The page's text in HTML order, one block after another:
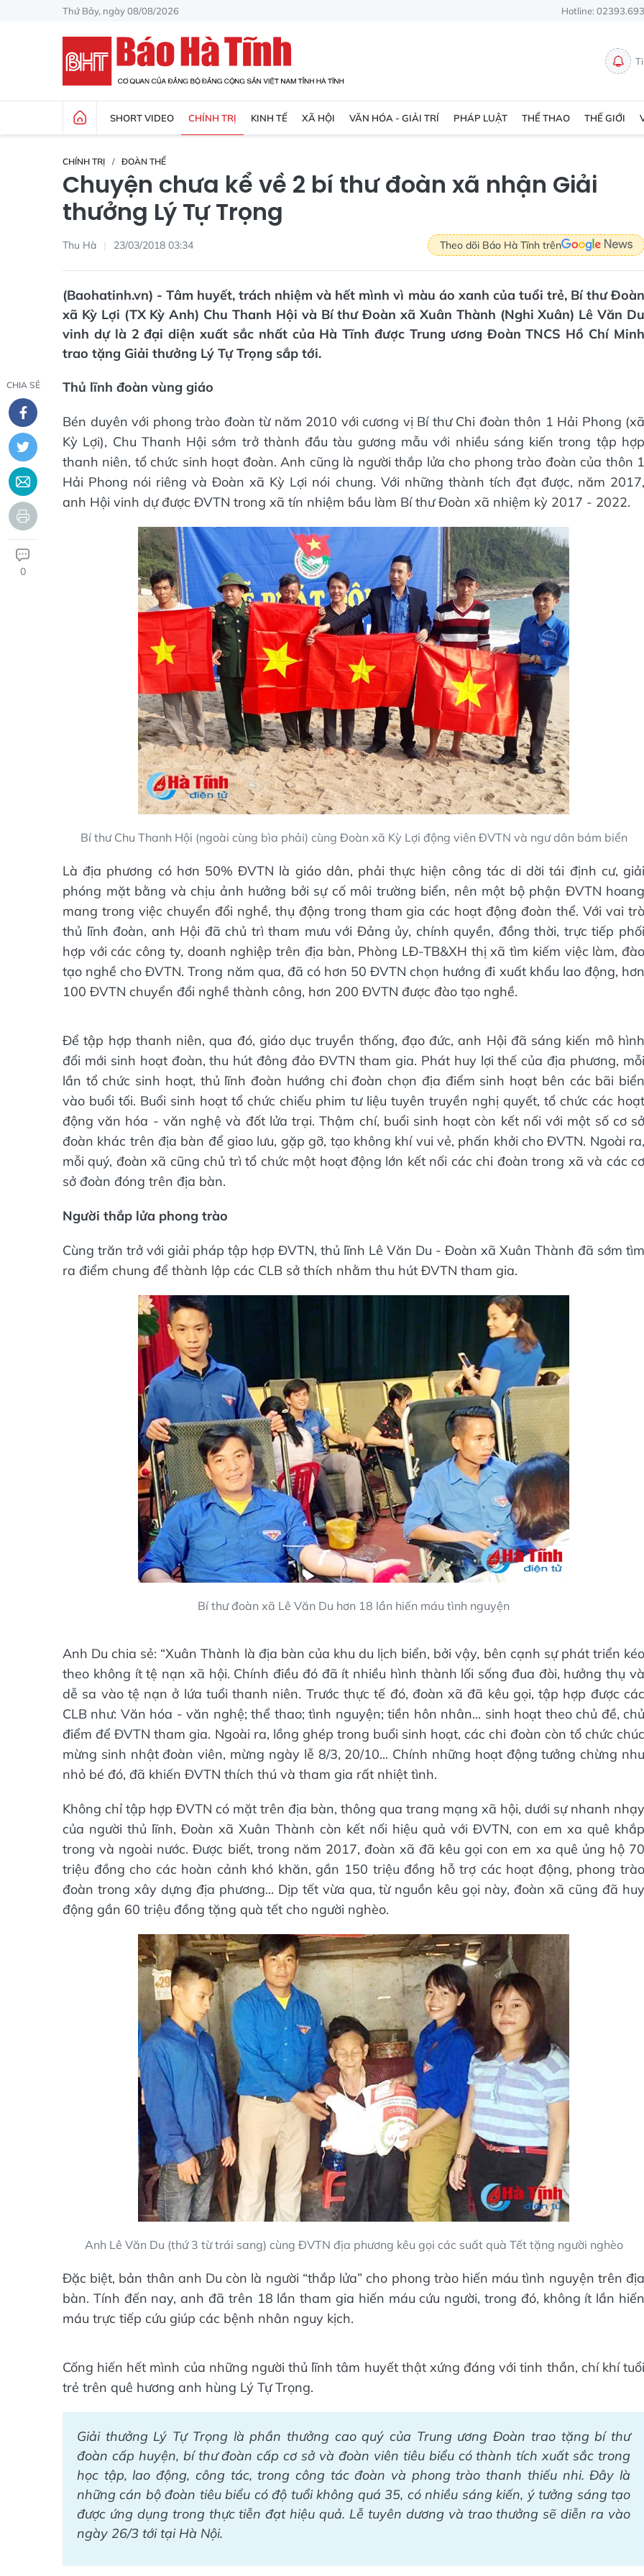
Thứ Bảy, ngày 08/08/2026 Hotline:
SHORT VIDEO CHÍNH TRỊ KINH TẾ XÃ HỘI VĂN HÓA - GIẢI TRÍ PHÁP LUẬT THỂ THAO THẾ GIỚI
CHÍNH TRỊ ĐOÀN THỂ
Chuyện chưa kể về 2 bí thư đoàn xã nhận Giải
thưởng Lý Tự Trọng
Thu Hà 23/03/2018 03:34 Theo dõi Báo Hà Tĩnh trên
(Baohatinh.vn) - Tâm huyết, trách nhiệm và hết mình vì màu áo xanh của tuổi trẻ, Bí thư Đoàn
xã Kỳ Lợi (TX Kỳ Anh) Chu Thanh Hội và Bí thư Đoàn xã Xuân Thành (Nghi Xuân) Lê Văn Du
vinh dự là 2 đại diện xuất sắc nhất của Hà Tĩnh được Trung ương Đoàn TNCS Hồ Chí Minh
trao tặng Giải thưởng Lý Tự Trọng sắp tới.
CHIA SẺ
0
Thủ lĩnh đoàn vùng giáo
Bén duyên với phong trào đoàn từ năm 2010 với cương vị Bí thư Chi đoàn thôn 1 Hải Phong (xã
Kỳ Lợi), Chu Thanh Hội sớm trở thành đầu tàu gương mẫu với nhiều sáng kiến trong tập hợp
thanh niên, tổ chức sinh hoạt đoàn. Anh cũng là người thắp lửa cho phong trào đoàn của thôn 1
Hải Phong nói riêng và Đoàn xã Kỳ Lợi nói chung. Với những thành tích đạt được, năm 2017,
anh Hội vinh dự được ĐVTN trong xã tín nhiệm bầu làm Bí thư Đoàn xã nhiệm kỳ 2017 - 2022.
Bí thư Chu Thanh Hội (ngoài cùng bìa phải) cùng Đoàn xã Kỳ Lợi động viên ĐVTN và ngư dân bám biển
Là địa phương có hơn 50% ĐVTN là giáo dân, phải thực hiện công tác di dời tái định cư, giải
phóng mặt bằng và chịu ảnh hưởng bởi sự cố môi trường biển, nên một bộ phận ĐVTN hoang
mang trong việc chuyển đổi nghề, thụ động trong tham gia các hoạt động đoàn thể. Với vai trò
thủ lĩnh đoàn, anh Hội đã chủ trì tham mưu với Đảng ủy, chính quyền, đồng thời, trực tiếp phối
hợp với các công ty, doanh nghiệp trên địa bàn, Phòng LĐ-TB&XH thị xã tìm kiếm việc làm, đào
tạo nghề cho ĐVTN. Trong năm qua, đã có hơn 50 ĐVTN chọn hướng đi xuất khẩu lao động, hơn
100 ĐVTN chuyển đổi nghề thành công, hơn 200 ĐVTN được đào tạo nghề.
Để tập hợp thanh niên, qua đó, giáo dục truyền thống, đạo đức, anh Hội đã sáng kiến mô hình
đổi mới sinh hoạt đoàn, thu hút đông đảo ĐVTN tham gia. Phát huy lợi thế của địa phương, mỗi
lần tổ chức sinh hoạt, thủ lĩnh đoàn hướng chi đoàn chọn địa điểm sinh hoạt bên các bãi biển
vào buổi tối. Buổi sinh hoạt tổ chức chiếu phim tư liệu tuyên truyền nghị quyết, tổ chức các hoạt
động văn hóa - văn nghệ và đốt lửa trại. Thậm chí, buổi sinh hoạt còn kết nối với một số cơ sở
đoàn khác trên địa bàn để giao lưu, gặp gỡ, tạo không khí vui vẻ, phấn khởi cho ĐVTN. Ngoài ra,
mỗi quý, đoàn xã cũng chủ trì tổ chức một hoạt động lớn kết nối các chi đoàn trong xã và các cơ
sở đoàn đóng trên địa bàn.
Người thắp lửa phong trào
Cùng trăn trở với giải pháp tập hợp ĐVTN, thủ lĩnh Lê Văn Du - Đoàn xã Xuân Thành đã sớm tìm
ra điểm chung để thành lập các CLB sở thích nhằm thu hút ĐVTN tham gia.
Bí thư đoàn xã Lê Văn Du hơn 18 lần hiến máu tình nguyện
Anh Du chia sẻ: “Xuân Thành là địa bàn của khu du lịch biển, bởi vậy, bên cạnh sự phát triển kéo
theo không ít tệ nạn xã hội. Chính điều đó đã ít nhiều hình thành lối sống đua đòi, hưởng thụ và
dễ sa vào tệ nạn ở lứa tuổi thanh niên. Trước thực tế đó, đoàn xã đã kêu gọi, tập hợp được các
CLB như: Văn hóa - văn nghệ; thể thao; tình nguyện; tiền hôn nhân... sinh hoạt theo chủ đề, chủ
điểm để ĐVTN tham gia. Ngoài ra, lồng ghép trong buổi sinh hoạt, các chi đoàn còn tổ chức chúc
mừng sinh nhật đoàn viên, mừng ngày lễ 8/3, 20/10... Chính những hoạt động tưởng chừng như
nhỏ bé đó, đã khiến ĐVTN thích thú và tham gia rất nhiệt tình.
Không chỉ tập hợp ĐVTN có mặt trên địa bàn, thông qua trang mạng xã hội, dưới sự nhanh nhạy
của người thủ lĩnh, Đoàn xã Xuân Thành còn kết nối hiệu quả với ĐVTN, con em xa quê khắp
trong và ngoài nước. Được biết, trong năm 2017, đoàn xã đã kêu gọi con em xa quê ủng hộ 70
triệu đồng cho các hoàn cảnh khó khăn, gần 150 triệu đồng hỗ trợ các hoạt động, phong trào
đoàn trong xây dựng địa phương... Dịp tết vừa qua, từ nguồn kêu gọi này, đoàn xã cũng đã huy
động gần 60 triệu đồng tặng quà tết cho người nghèo.
Anh Lê Văn Du (thứ 3 từ trái sang) cùng ĐVTN địa phương kêu gọi các suất quà Tết tặng người nghèo
Đặc biệt, bản thân anh Du còn là người “thắp lửa” cho phong trào hiến máu tình nguyện trên địa
bàn. Tính đến nay, anh đã trên 18 lần tham gia hiến máu cứu người, trong đó, không ít lần hiến
máu trực tiếp cứu giúp các bệnh nhân nguy kịch.
Cống hiến hết mình của những người thủ lĩnh tâm huyết thật xứng đáng với tinh thần, chí khí tuổi
trẻ trên quê hương anh hùng Lý Tự Trọng.
Giải thưởng Lý Tự Trọng là phần thưởng cao quý của Trung ương Đoàn trao tặng bí thư
đoàn cấp huyện, bí thư đoàn cấp cơ sở và đoàn viên tiêu biểu có thành tích xuất sắc trong
học tập, lao động, công tác, trong công tác đoàn và phong trào thanh thiếu nhi. Đây là
những cán bộ đoàn tiêu biểu có độ tuổi không quá 35, có nhiều sáng kiến, ý tưởng sáng tạo
được ứng dụng trong thực tiễn đạt hiệu quả. Lễ tuyên dương và trao thưởng sẽ diễn ra vào
ngày 26/3 tới tại Hà Nội.